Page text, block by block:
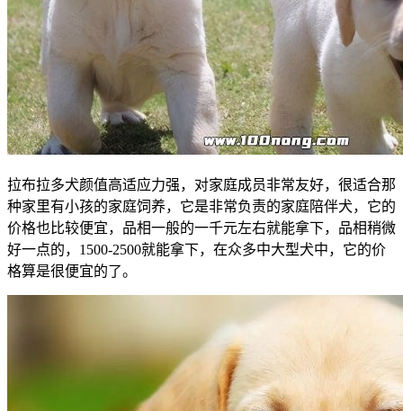
拉布拉多犬颜值高适应力强，对家庭成员非常友好，很适合那
种家里有小孩的家庭饲养，它是非常负责的家庭陪伴犬，它的
价格也比较便宜，品相一般的一千元左右就能拿下，品相稍微
好一点的，1500-2500就能拿下，在众多中大型犬中，它的价
格算是很便宜的了。